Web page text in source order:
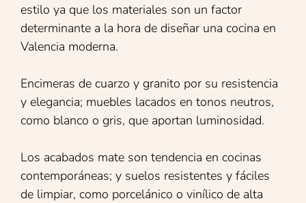
estilo ya que los materiales son un factor
determinante a la hora de diseñar una cocina en
Valencia moderna.
Encimeras de cuarzo y granito por su resistencia
y elegancia; muebles lacados en tonos neutros,
como blanco o gris, que aportan luminosidad.
Los acabados mate son tendencia en cocinas
contemporáneas; y suelos resistentes y fáciles
de limpiar, como porcelánico o vinílico de alta